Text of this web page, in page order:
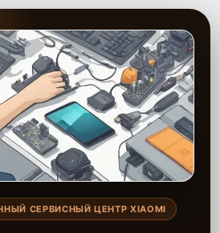
СЕРВИСНЫЙ ЦЕНТР XIAOMI